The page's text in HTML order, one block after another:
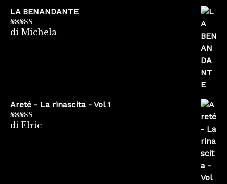
LA BENANDANTE
Valutato5su
di Michela
Areté - La rinascita - Vol 1
Valutato5
di Elric